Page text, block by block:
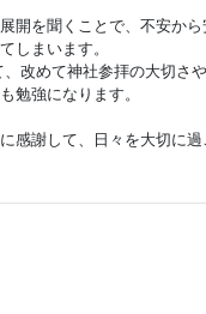
開を聞くことで、不安か
しまいます。
改めて神社参拝の大切さ
勉強になります。
感謝して、日々を大切に